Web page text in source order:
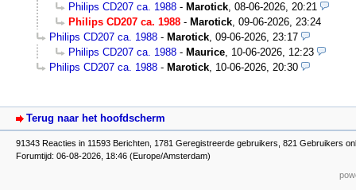
Philips CD207 ca. 1988 - Marotick, 08-06-2026, 20:21
Philips CD207 ca. 1988 - Marotick, 09-06-2026, 23:24
Philips CD207 ca. 1988 - Marotick, 09-06-2026, 23:17
Philips CD207 ca. 1988 - Maurice, 10-06-2026, 12:23
Philips CD207 ca. 1988 - Marotick, 10-06-2026, 20:30
Terug naar het hoofdscherm
91343 Reacties in 11593 Berichten, 1781 Geregistreerde gebruikers, 821 Gebruikers
Forumtijd: 06-08-2026, 18:46 (Europe/Amsterdam)